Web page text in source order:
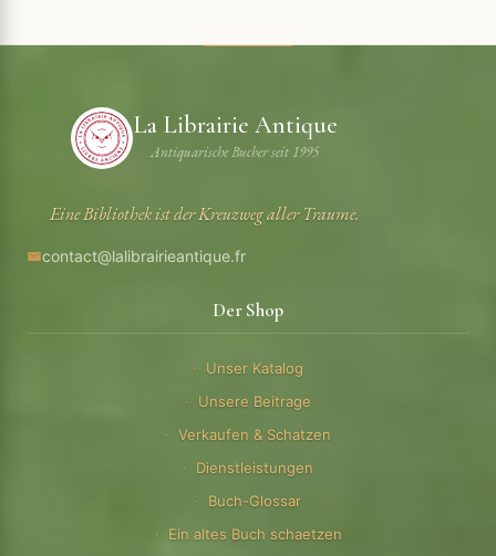
La Librairie Antique
Antiquarische Bucher seit 1995
Eine Bibliothek ist der Kreuzweg aller Traume.
contact@lalibrairieantique.fr
Der Shop
Unser Katalog
Unsere Beitrage
Verkaufen & Schatzen
Dienstleistungen
Buch-Glossar
Ein altes Buch schaetzen